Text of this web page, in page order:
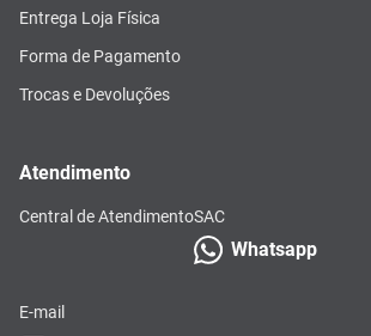
Entrega Loja Física
Forma de Pagamento
Trocas e Devoluções
Atendimento
Central de AtendimentoSAC
Whatsapp
E-mail